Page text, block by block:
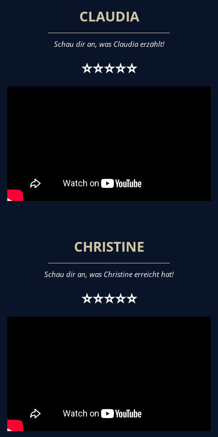
CLAUDIA
Schau dir an, was Claudia erzählt!
⭐⭐⭐⭐⭐
CHRISTINE
Schau dir an, was Christine erreicht hat!
⭐⭐⭐⭐⭐